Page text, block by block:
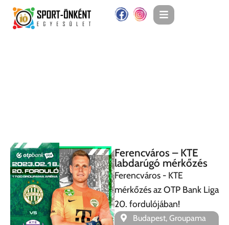
Ferencváros – KTE
labdarúgó mérkőzés
Ferencváros - KTE
mérkőzés az OTP Bank Liga
20. fordulójában!
Budapest, Groupama